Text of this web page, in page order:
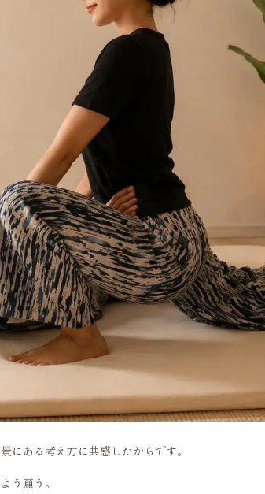
にある考え方に共感したからです。
う願う。